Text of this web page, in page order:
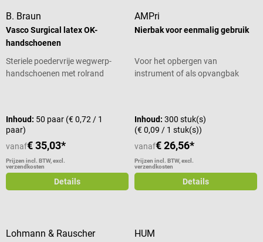
B. Braun
Vasco Surgical latex OK-
handschoenen
Steriele poedervrije wegwerp-
handschoenen met rolrand
Inhoud: 50 paar (€ 0,72 / 1
paar)
vanaf€ 35,03*
Prijzen incl. BTW, excl.
verzendkosten
Details
AMPri
Nierbak voor eenmalig gebruik
Voor het opbergen van
instrument of als opvangbak
Inhoud:300 stuk(s)
(€ 0,09 / 1 stuk(s))
vanaf€ 26,56*
Prijzen incl. BTW, excl.
verzendkosten
Details
Lohmann & Rauscher HUM